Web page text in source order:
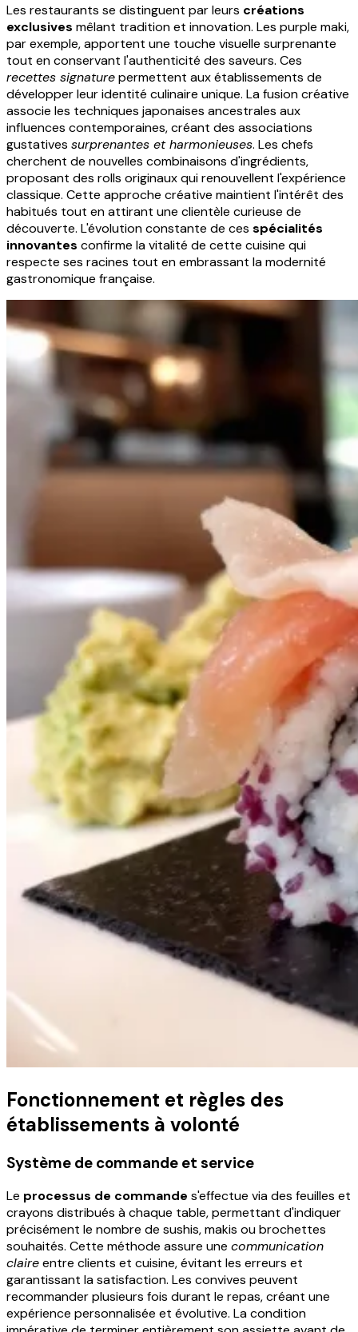
Les restaurants se distinguent par leurs créations
exclusives mêlant tradition et innovation. Les purple maki,
par exemple, apportent une touche visuelle surprenante
tout en conservant l'authenticité des saveurs. Ces
recettes signaturepermettent aux établissements de
développer leur identité culinaire unique. La fusion créative
associe les techniques japonaises ancestrales aux
influences contemporaines, créant des associations
gustatives surprenantes et harmonieuses. Les chefs
cherchent de nouvelles combinaisons d'ingrédients,
proposant des rolls originaux qui renouvellent l'expérience
classique. Cette approche créative maintient l'intérêt des
habitués tout en attirant une clientèle curieuse de
découverte. L'évolution constante de ces spécialités
innovantes confirme la vitalité de cette cuisine qui
respecte ses racines tout en embrassant la modernité
gastronomique française.
Fonctionnement et règles des
établissements à volonté
Système de commande et service
Le processus de commande s'effectue via des feuilles et
crayons distribués à chaque table, permettant d'indiquer
précisément le nombre de sushis, makis ou brochettes
souhaités. Cette méthode assure une communication
claireentre clients et cuisine, évitant les erreurs et
garantissant la satisfaction. Les convives peuvent
recommander plusieurs fois durant le repas, créant une
expérience personnalisée et évolutive. La condition